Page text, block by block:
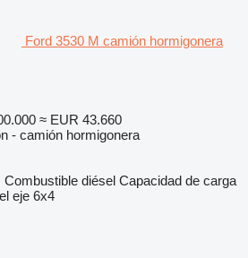
Ford 3530 M camión hormigonera
≈ EUR 43.660
- camión hormigonera
Combustible diésel Capacidad de carga
eje 6x4